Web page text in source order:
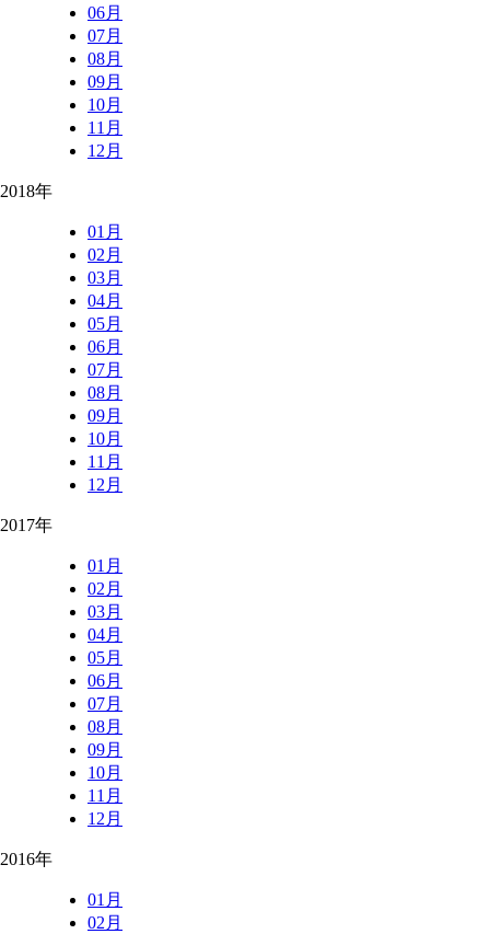
06月
07月
08月
09月
10月
11月
12月
2018年
01月
02月
03月
04月
05月
06月
07月
08月
09月
10月
11月
12月
2017年
01月
02月
03月
04月
05月
06月
07月
08月
09月
10月
11月
12月
2016年
01月
02月